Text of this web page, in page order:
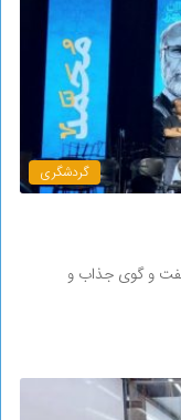
گردشگری
و گوی جذاب و